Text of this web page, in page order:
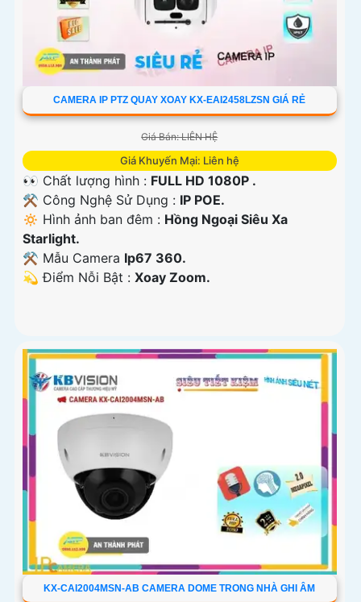
CAMERA IP PTZ QUAY XOAY KX-EAI2458LZSN GIÁ RẺ
Giá Bán: LIÊN HỆ
Giá Khuyến Mại: Liên hệ
👀 Chất lượng hình : FULL HD 1080P .
⚒ Công Nghệ Sử Dụng : IP POE.
🔅 Hình ảnh ban đêm : Hồng Ngoại Siêu Xa
Starlight.
⚒ Mẫu Camera Ip67 360.
️💫 Điểm Nỗi Bật : Xoay Zoom.
KX-CAI2004MSN-AB CAMERA DOME TRONG NHÀ GHI ÂM